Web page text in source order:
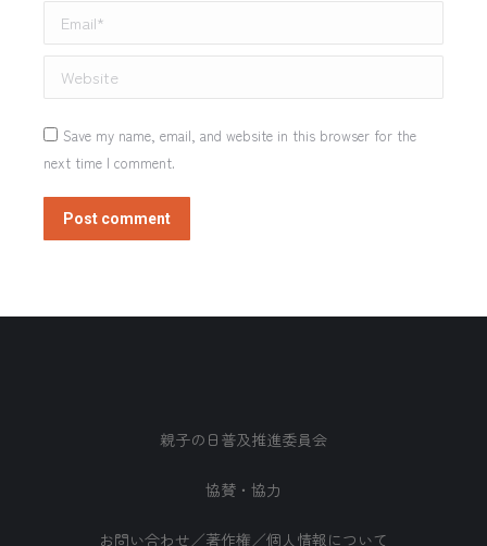
Email *
Website
Save my name, email, and website in this browser for the
next time I comment.
Post comment
親子の日普及推進委員会
協賛・協力
お問い合わせ／著作権／個人情報について